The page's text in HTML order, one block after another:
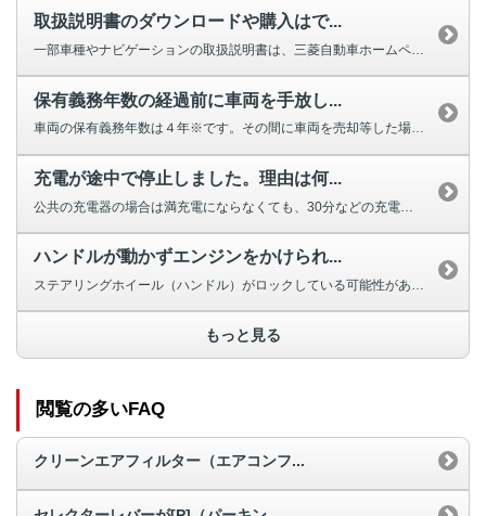
取扱説明書のダウンロードや購入はで...
一部車種やナビゲーションの取扱説明書は、三菱自動車ホームページよりダウンロ...
保有義務年数の経過前に車両を手放し...
車両の保有義務年数は４年※です。その間に車両を売却等した場合は補助金の返納...
充電が途中で停止しました。理由は何...
ハンドルが動かずエンジンをかけられ...
ステアリングホイール（ハンドル）がロックしている可能性があります。 ほと...
もっと見る
閲覧の多いFAQ
クリーンエアフィルター（エアコンフ...